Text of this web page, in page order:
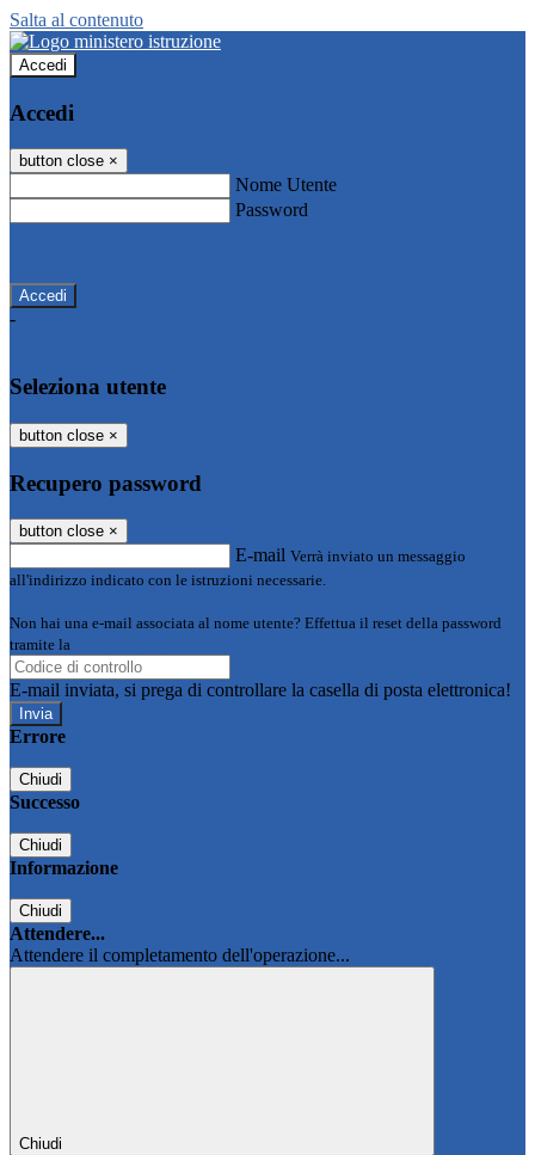
Salta al contenuto
Accedi
Accedi
button close ×
Nome Utente
Password
-
Seleziona utente
button close ×
Recupero password
button close ×
E-mail Verrà inviato un messaggio
all'indirizzo indicato con le istruzioni necessarie.
Non hai una e-mail associata al nome utente? Effettua il reset della password
tramite la
E-mail inviata, si prega di controllare la casella di posta elettronica!
Errore
Chiudi
Successo
Chiudi
Informazione
Chiudi
Attendere...
Attendere il completamento dell'operazione...
Chiudi